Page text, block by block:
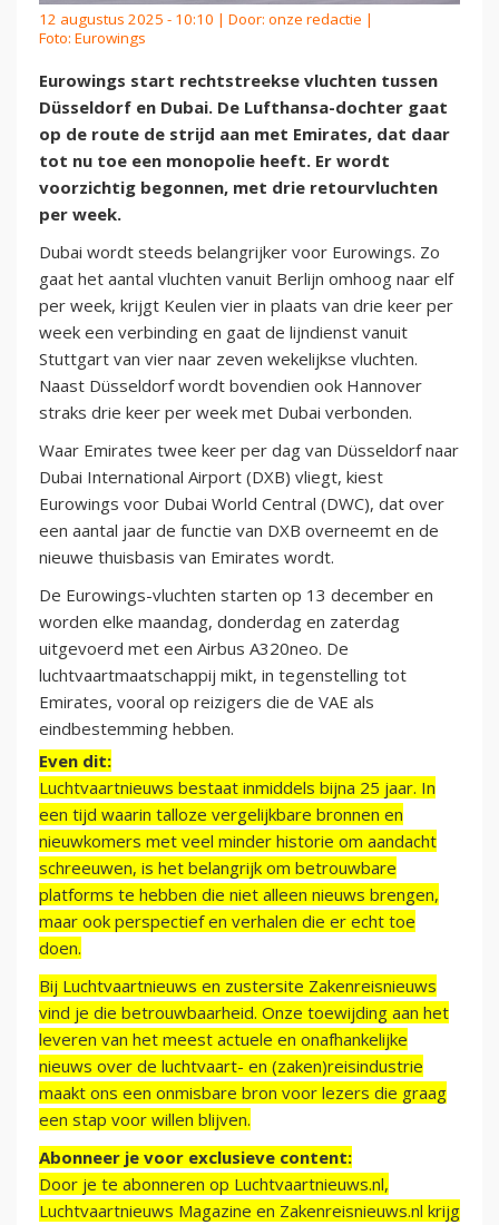
12 augustus 2025 - 10:10 | Door: onze redactie |
Foto: Eurowings
Eurowings start rechtstreekse vluchten tussen
Düsseldorf en Dubai. De Lufthansa-dochter gaat
op de route de strijd aan met Emirates, dat daar
tot nu toe een monopolie heeft. Er wordt
voorzichtig begonnen, met drie retourvluchten
per week.
Dubai wordt steeds belangrijker voor Eurowings. Zo
gaat het aantal vluchten vanuit Berlijn omhoog naar elf
per week, krijgt Keulen vier in plaats van drie keer per
week een verbinding en gaat de lijndienst vanuit
Stuttgart van vier naar zeven wekelijkse vluchten.
Naast Düsseldorf wordt bovendien ook Hannover
straks drie keer per week met Dubai verbonden.
Waar Emirates twee keer per dag van Düsseldorf naar
Dubai International Airport (DXB) vliegt, kiest
Eurowings voor Dubai World Central (DWC), dat over
een aantal jaar de functie van DXB overneemt en de
nieuwe thuisbasis van Emirates wordt.
De Eurowings-vluchten starten op 13 december en
worden elke maandag, donderdag en zaterdag
uitgevoerd met een Airbus A320neo. De
luchtvaartmaatschappij mikt, in tegenstelling tot
Emirates, vooral op reizigers die de VAE als
eindbestemming hebben.
Even dit:
Luchtvaartnieuws bestaat inmiddels bijna 25 jaar. In
een tijd waarin talloze vergelijkbare bronnen en
nieuwkomers met veel minder historie om aandacht
schreeuwen, is het belangrijk om betrouwbare
platforms te hebben die niet alleen nieuws brengen,
maar ook perspectief en verhalen die er echt toe
doen.
Bij Luchtvaartnieuws en zustersite Zakenreisnieuws
vind je die betrouwbaarheid. Onze toewijding aan het
leveren van het meest actuele en onafhankelijke
nieuws over de luchtvaart- en (zaken)reisindustrie
maakt ons een onmisbare bron voor lezers die graag
een stap voor willen blijven.
Abonneer je voor exclusieve content:
Door je te abonneren op Luchtvaartnieuws.nl,
Luchtvaartnieuws Magazine en Zakenreisnieuws.nl krijg